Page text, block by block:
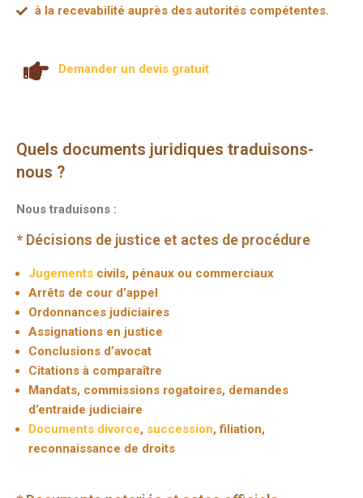
à la recevabilité auprès des autorités compétentes.
Demander un devis gratuit
Quels documents juridiques traduisons-
nous ?
Nous traduisons :
* Décisions de justice et actes de procédure
Jugements civils, pénaux ou commerciaux
Arrêts de cour d’appel
Ordonnances judiciaires
Assignations en justice
Conclusions d’avocat
Citations à comparaître
Mandats, commissions rogatoires, demandes
d’entraide judiciaire
Documents divorce, succession, filiation,
reconnaissance de droits